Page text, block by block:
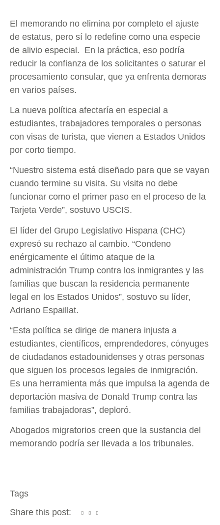
El memorando no elimina por completo el ajuste
de estatus, pero sí lo redefine como una especie
de alivio especial. En la práctica, eso podría
reducir la confianza de los solicitantes o saturar el
procesamiento consular, que ya enfrenta demoras
en varios países.
La nueva política afectaría en especial a
estudiantes, trabajadores temporales o personas
con visas de turista, que vienen a Estados Unidos
por corto tiempo.
“Nuestro sistema está diseñado para que se vayan
cuando termine su visita. Su visita no debe
funcionar como el primer paso en el proceso de la
Tarjeta Verde”, sostuvo USCIS.
El líder del Grupo Legislativo Hispana (CHC)
expresó su rechazo al cambio. “Condeno
enérgicamente el último ataque de la
administración Trump contra los inmigrantes y las
familias que buscan la residencia permanente
legal en los Estados Unidos”, sostuvo su líder,
Adriano Espaillat.
“Esta política se dirige de manera injusta a
estudiantes, científicos, emprendedores, cónyuges
de ciudadanos estadounidenses y otras personas
que siguen los procesos legales de inmigración.
Es una herramienta más que impulsa la agenda de
deportación masiva de Donald Trump contra las
familias trabajadoras”, deploró.
Abogados migratorios creen que la sustancia del
memorando podría ser llevada a los tribunales.
Tags
Share this post: